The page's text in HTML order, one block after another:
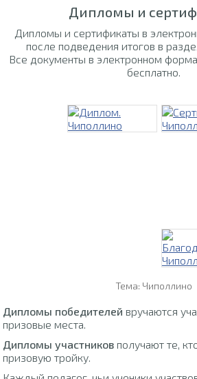
Дипломы и
Дипломы и сертификаты в
после подведения итогов в
Все документы в электронном
бесплатно.
Тема: Чиполлино
Дипломы победителей вручаются
призовые места.
Дипломы участников получают те,
призовую тройку.